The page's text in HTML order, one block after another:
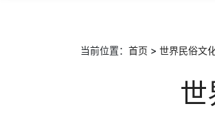
当前位置： 首页 > 世界民俗文